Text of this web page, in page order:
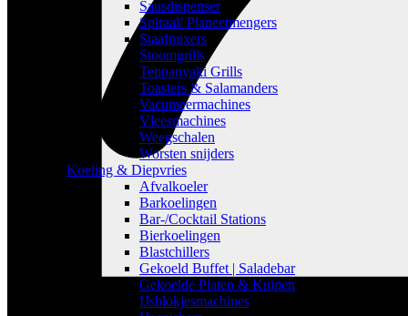
Sausdispenser
Spiraal/ Planeetmengers
Staafmixers
Stoomgrills
Teppanyaki Grills
Toasters & Salamanders
Vacumeermachines
Vleesmachines
Weegschalen
Worsten snijders
Koeling & Diepvries
Afvalkoeler
Barkoelingen
Bar-/Cocktail Stations
Bierkoelingen
Blastchillers
Gekoeld Buffet | Saladebar
Gekoelde Platen & Kuipen
IJsblokjesmachines